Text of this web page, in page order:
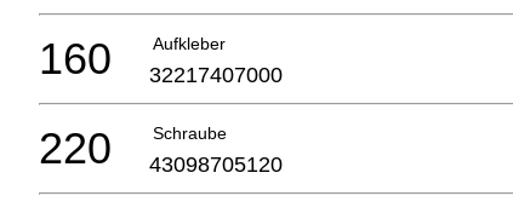
Aufkleber
160 32217407000
Schraube
220 43098705120